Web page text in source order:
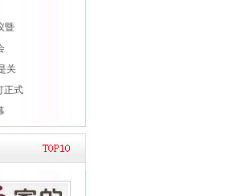
暨
关
正式